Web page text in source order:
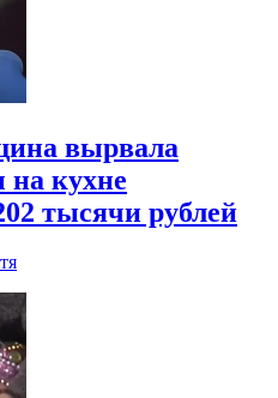
вырвала
на кухне
тысячи рублей